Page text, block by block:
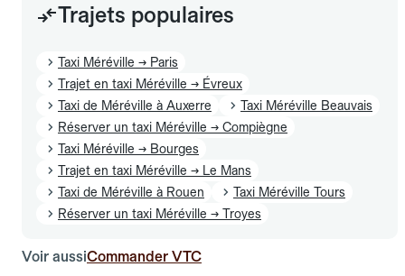
Trajets populaires
Taxi Méréville → Paris
Trajet en taxi Méréville → Évreux
Taxi de Méréville à Auxerre
Taxi Méréville Beauvais
Réserver un taxi Méréville → Compiègne
Taxi Méréville → Bourges
Trajet en taxi Méréville → Le Mans
Taxi de Méréville à Rouen
Taxi Méréville Tours
Réserver un taxi Méréville → Troyes
Voir aussiCommander VTC